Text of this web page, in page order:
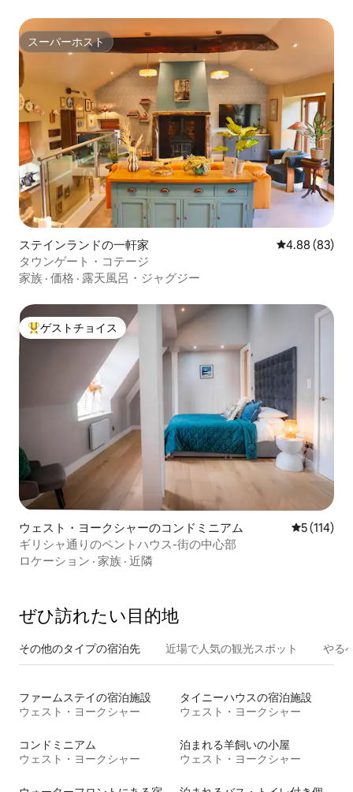
スーパーホスト
スーパーホスト
ステインランドの一軒家 レビュー83
4.88 (83)
タウンゲート・コテージ
家族 · 価格 · 露天風呂・ジャグジー
大好評のゲストチョイスです。
ゲストチョイス
ウェスト・ヨークシャーのコンドミニアム レビュー
5 (114)
ギリシャ通りのペントハウス-街の中心部
ロケーション · 家族 · 近隣
ぜひ訪⁠れ⁠た⁠い目⁠的⁠地
その他のタ⁠イ⁠プ⁠の宿⁠泊⁠先 近場で人気の観光スポット やる
ファームステイの宿泊施設
ウェスト・ヨークシャー
タイニーハウスの宿泊施設
ウェスト・ヨークシャー
コンドミニアム
ウェスト・ヨークシャー
泊まれる羊飼いの小屋
ウェスト・ヨークシャー